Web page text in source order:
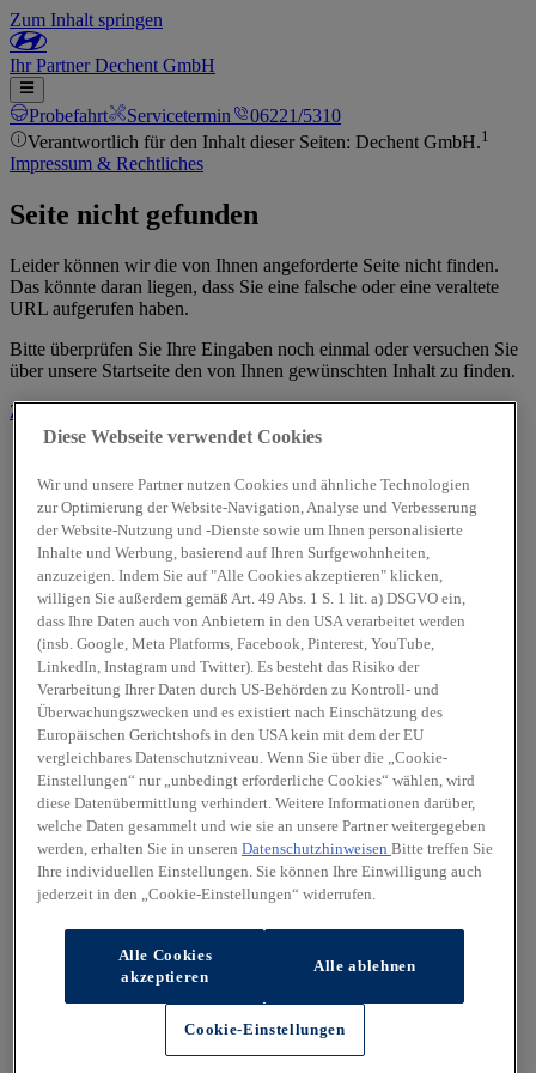
Zum Inhalt springen
IhrPartnerDechent GmbH
Probefahrt Servicetermin
06221/5310
Verantwortlich für den Inhalt dieser Seiten: Dechent GmbH.1
Impressum & Rechtliches
Seite nicht gefunden
Leider können wir die von Ihnen angeforderte Seite nicht finden.
Das könnte daran liegen, dass Sie eine falsche oder eine veraltete
URL aufgerufen haben.
Bitte überprüfen Sie Ihre Eingaben noch einmal oder versuchen Sie
über unsere Startseite den von Ihnen gewünschten Inhalt zu finden.
Zur Startseite
Diese Webseite verwendet Cookies
Wir und unsere Partner nutzen Cookies und ähnliche Technologien
zur Optimierung der Website-Navigation, Analyse und Verbesserung
der Website-Nutzung und -Dienste sowie um Ihnen personalisierte
Inhalte und Werbung, basierend auf Ihren Surfgewohnheiten,
anzuzeigen. Indem Sie auf "Alle Cookies akzeptieren" klicken,
willigen Sie außerdem gemäß Art. 49 Abs. 1 S. 1 lit. a) DSGVO ein,
dass Ihre Daten auch von Anbietern in den USA verarbeitet werden
(insb. Google, Meta Platforms, Facebook, Pinterest, YouTube,
LinkedIn, Instagram und Twitter). Es besteht das Risiko der
Verarbeitung Ihrer Daten durch US-Behörden zu Kontroll- und
Überwachungszwecken und es existiert nach Einschätzung des
Europäischen Gerichtshofs in den USA kein mit dem der EU
vergleichbares Datenschutzniveau. Wenn Sie über die „Cookie-
Einstellungen“ nur „unbedingt erforderliche Cookies“ wählen, wird
diese Datenübermittlung verhindert. Weitere Informationen darüber,
welche Daten gesammelt und wie sie an unsere Partner weitergegeben
werden, erhalten Sie in unseren Datenschutzhinweisen Bitte treffen Sie
Ihre individuellen Einstellungen. Sie können Ihre Einwilligung auch
jederzeit in den „Cookie-Einstellungen“ widerrufen.
Alle Cookies
akzeptieren
Alle ablehnen
Cookie-Einstellungen